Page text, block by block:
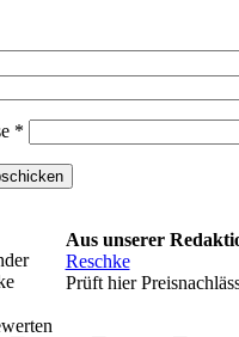
*
Aus unserer
Reschke
Prüft hier